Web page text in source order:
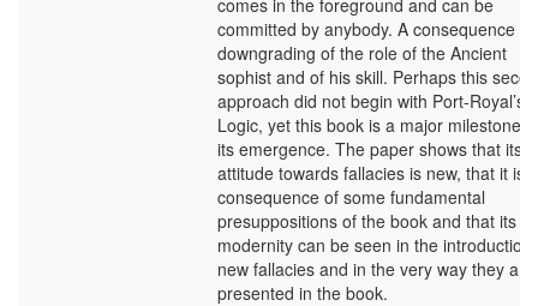
comes in the foreground and can be
committed by anybody. A consequence is
downgrading of the role of the Ancient
sophist and of his skill. Perhaps this
approach did not begin with Port-Royal’s
Logic, yet this book is a major milestone in
its emergence. The paper shows that its
attitude towards fallacies is new, that it is a
consequence of some fundamental
presuppositions of the book and that its
modernity can be seen in the introduction
new fallacies and in the very way they are
presented in the book.